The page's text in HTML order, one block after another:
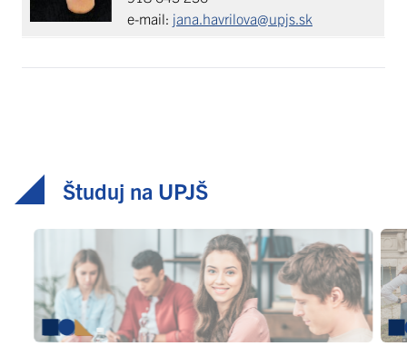
e-mail: jana.havrilova@upjs.sk
Študuj na UPJŠ